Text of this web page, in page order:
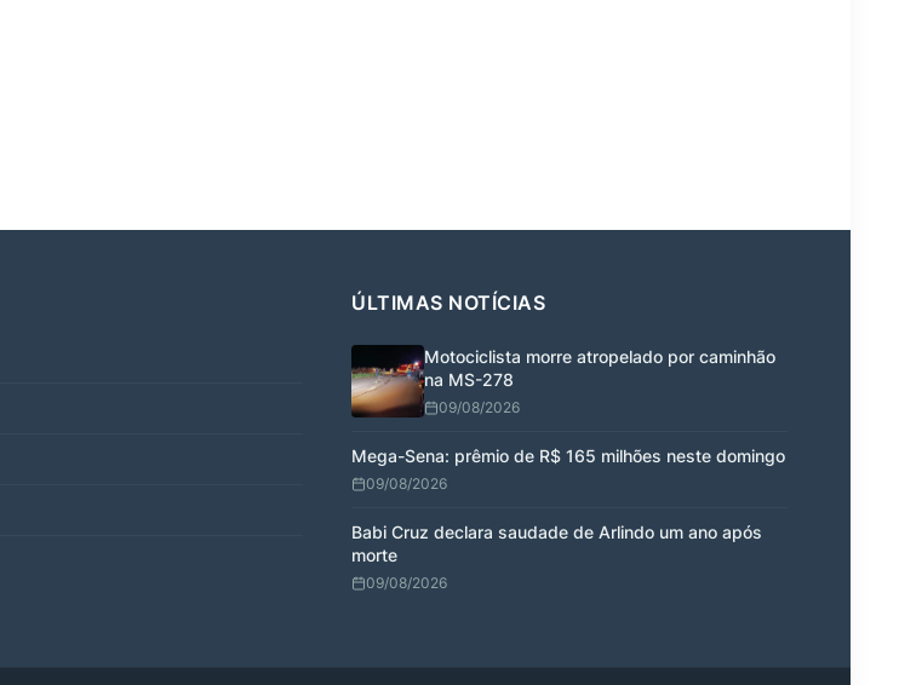
ÚLTIMAS NOTÍCIAS
Motociclista morre atropelado por caminhão
na MS-278
09/08/2026
Mega-Sena: prêmio de R$ 165 milhões neste domingo
09/08/2026
Babi Cruz declara saudade de Arlindo um ano após
morte
09/08/2026